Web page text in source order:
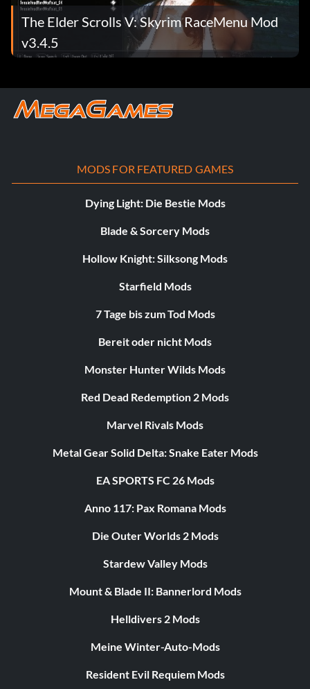
The Elder Scrolls V: Skyrim RaceMenu Mod
v3.4.5
MODS FOR FEATURED GAMES
Dying Light: Die Bestie Mods
Blade & Sorcery Mods
Hollow Knight: Silksong Mods
Starfield Mods
7 Tage bis zum Tod Mods
Bereit oder nicht Mods
Monster Hunter Wilds Mods
Red Dead Redemption 2 Mods
Marvel Rivals Mods
Metal Gear Solid Delta: Snake Eater Mods
EA SPORTS FC 26 Mods
Anno 117: Pax Romana Mods
Die Outer Worlds 2 Mods
Stardew Valley Mods
Mount & Blade II: Bannerlord Mods
Helldivers 2 Mods
Meine Winter-Auto-Mods
Resident Evil Requiem Mods